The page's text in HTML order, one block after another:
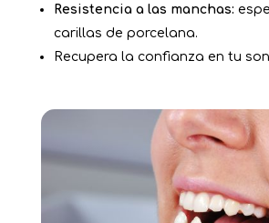
Resistencia a las manchas:
carillas de porcelana.
Recupera la confianza en tu